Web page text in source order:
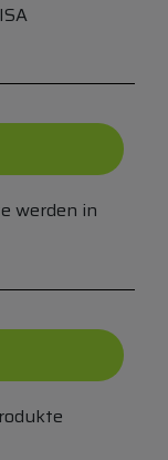
werden in